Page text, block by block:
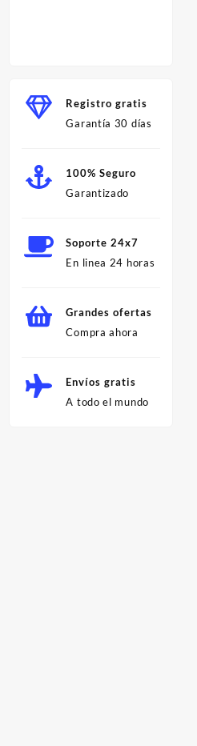
Registro gratis
Garantía 30 días
100% Seguro
Garantizado
Soporte 24x7
En linea 24 horas
Grandes ofertas
Compra ahora
Envíos gratis
A todo el mundo